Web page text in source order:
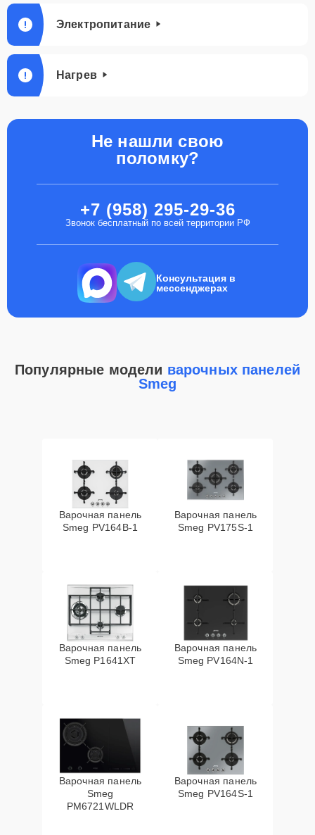
Электропитание
Нагрев
Не нашли свою
поломку?
+7 (958) 295-29-36
Звонок бесплатный по всей территории РФ
Консультация в
мессенджерах
Популярные модели варочных панелей
Smeg
Варочная панель
Smeg PV164B-1
Варочная панель
Smeg PV175S-1
Варочная панель
Smeg P1641XT
Варочная панель
Smeg PV164N-1
Варочная панель
Smeg
PM6721WLDR
Варочная панель
Smeg PV164S-1